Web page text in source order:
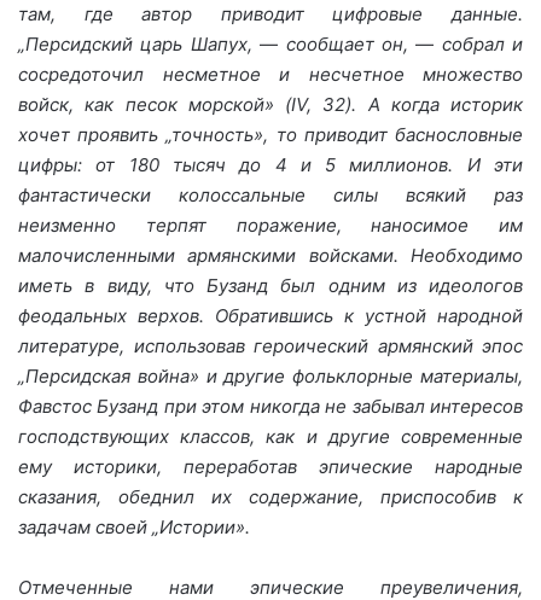
там, где автор приводит цифровые данные.
„Персидский царь Шапух, — сообщает он, — собрал и
сосредоточил несметное и несчетное множество
войск, как песок морской» (IV, 32). А когда историк
хочет проявить „точность», то приводит баснословные
цифры: от 180 тысяч до 4 и 5 миллионов. И эти
фантастически колоссальные силы всякий раз
неизменно терпят поражение, наносимое им
малочисленными армянскими войсками. Необходимо
иметь в виду, что Бузанд был одним из идеологов
феодальных верхов. Обратившись к устной народной
литературе, использовав героический армянский эпос
„Персидская война» и другие фольклорные материалы,
Фавстос Бузанд при этом никогда не забывал интересов
господствующих классов, как и другие современные
ему историки, переработав эпические народные
сказания, обеднил их содержание, приспособив к
задачам своей „Истории».
Отмеченные нами эпические преувеличения,